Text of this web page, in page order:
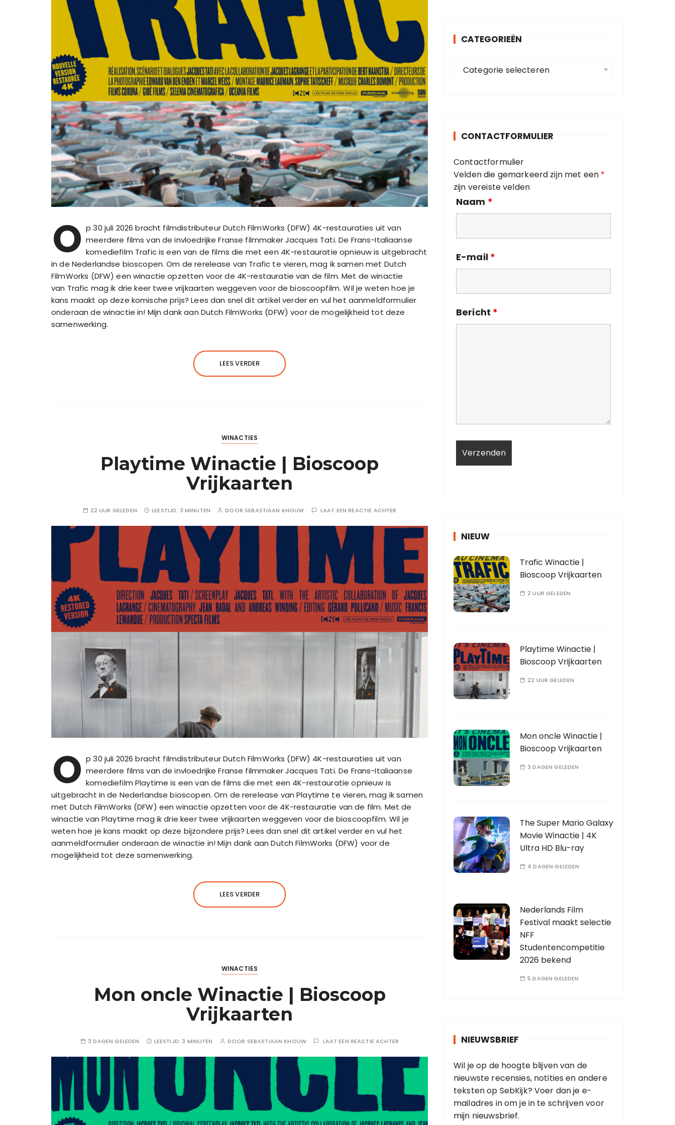
O p 30 juli 2026 bracht filmdistributeur Dutch FilmWorks (DFW) 4K-restauraties uit van
meerdere films van de invloedrijke Franse filmmaker Jacques Tati. De Frans-Italiaanse
komediefilm Trafic is een van de films die met een 4K-restauratie opnieuw is uitgebracht
in de Nederlandse bioscopen. Om de rerelease van Trafic te vieren, mag ik samen met Dutch
FilmWorks (DFW) een winactie opzetten voor de 4K-restauratie van de film. Met de winactie
van Trafic mag ik drie keer twee vrijkaarten weggeven voor de bioscoopfilm. Wil je weten hoe je
kans maakt op deze komische prijs? Lees dan snel dit artikel verder en vul het aanmeldformulier
onderaan de winactie in! Mijn dank aan Dutch FilmWorks (DFW) voor de mogelijkheid tot deze
samenwerking.
LEES VERDER
WINACTIES
Playtime Winactie | Bioscoop
Vrijkaarten
22 UUR GELEDEN LEESTIJD: 3 MINUTEN DOOR SEBASTIAAN KHOUW LAAT EEN REACTIE ACHTER
O p 30 juli 2026 bracht filmdistributeur Dutch FilmWorks (DFW) 4K-restauraties uit van
meerdere films van de invloedrijke Franse filmmaker Jacques Tati. De Frans-Italiaanse
komediefilm Playtime is een van de films die met een 4K-restauratie opnieuw is
uitgebracht in de Nederlandse bioscopen. Om de rerelease van Playtime te vieren, mag ik samen
met Dutch FilmWorks (DFW) een winactie opzetten voor de 4K-restauratie van de film. Met de
winactie van Playtime mag ik drie keer twee vrijkaarten weggeven voor de bioscoopfilm. Wil je
weten hoe je kans maakt op deze bijzondere prijs? Lees dan snel dit artikel verder en vul het
aanmeldformulier onderaan de winactie in! Mijn dank aan Dutch FilmWorks (DFW) voor de
mogelijkheid tot deze samenwerking.
LEES VERDER
WINACTIES
Mon oncle Winactie | Bioscoop
Vrijkaarten
3 DAGEN GELEDEN LEESTIJD: 3 MINUTEN DOOR SEBASTIAAN KHOUW LAAT EEN REACTIE ACHTER
CATEGORIEËN
r
e
ë
n
Categorie selecteren
CONTACTFORMULIER
Contactformulier
Velden die gemarkeerd zijn met een *
zijn vereiste velden
Naam *
E-mail *
Bericht *
NIEUW
Trafic Winactie |
Bioscoop Vrijkaarten
2 UUR GELEDEN
Playtime Winactie |
Bioscoop Vrijkaarten
22 UUR GELEDEN
Mon oncle Winactie |
Bioscoop Vrijkaarten
3 DAGEN GELEDEN
The Super Mario Galaxy
Movie Winactie | 4K
Ultra HD Blu-ray
4 DAGEN GELEDEN
Nederlands Film
Festival maakt selectie
NFF
Studentencompetitie
2026 bekend
5 DAGEN GELEDEN
NIEUWSBRIEF
Wil je op de hoogte blijven van de
nieuwste recensies, notities en andere
teksten op SebKijk? Voer dan je e-
mailadres in om je in te schrijven voor
mijn nieuwsbrief.